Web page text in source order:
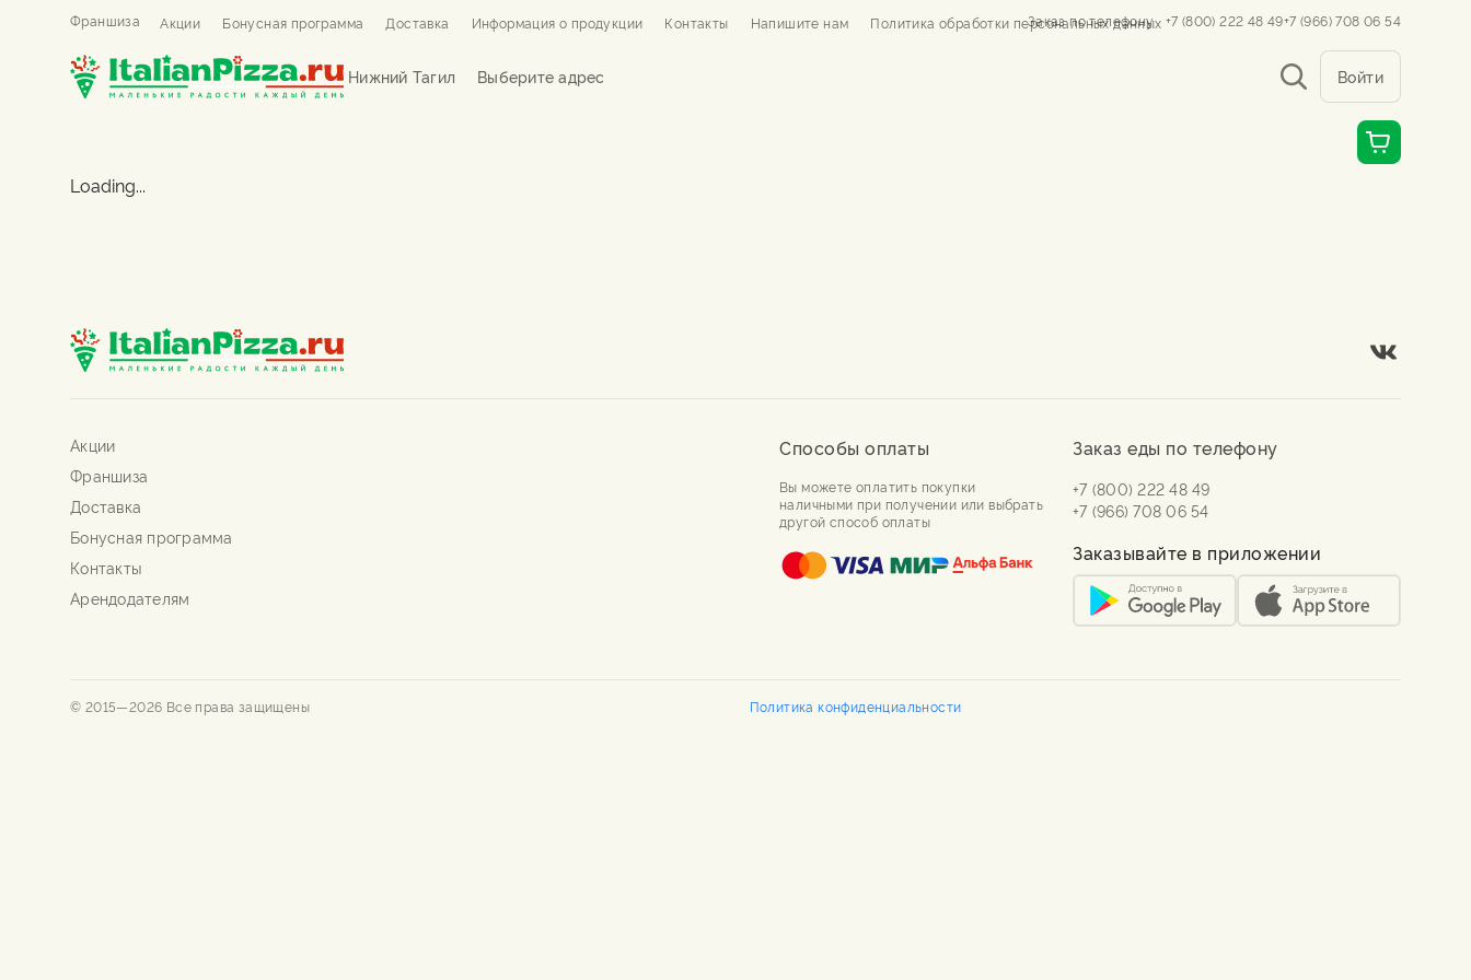
Франшиза Акции Бонусная программа Доставка Информация о продукции Контакты Напишите нам Политика обработки персональных данных
Заказ по телефону +7 (800) 222 48 49+7 (966) 708 06 54
Нижний Тагил Выберите адрес Войти
Loading...
Акции
Франшиза
Доставка
Бонусная программа
Контакты
Арендодателям
Способы оплаты
Вы можете оплатить покупки
наличными при получении или выбрать
другой способ оплаты
Заказ еды по телефону
+7 (800) 222 48 49
+7 (966) 708 06 54
Заказывайте в приложении
© 2015—2026 Все права защищены Политика конфиденциальности